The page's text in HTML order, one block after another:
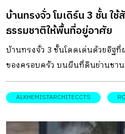
ที่ดูแข็งเเรง สำหรับทำเป็นชั้นโช
เป็นส่วนตกแต่งอาคาร หรือฟาซาด
ที่เห็นนี้ สามารถถอดออก หรือปรับ
กับขนาดของผลิตภัณฑ์ที่นำมาวาง
มีบรรยากาศสดชื่น เบรกความดิบก
ทั้งหมดได้เป็นอย่างดี ออกแบบส
บ้านทรงจั่ว โมเดิร์น 3 ชั้น ใ
ธรรมชาติให้พื้นที่อยู่อาศัย
บ้านทรงจั่ว 3 ชั้นโดดเด่นด้วยอิฐ
ของครอบครัว บนผืนที่ดินย่านชาน
ประโยชน์ของธรรมชาติบนแนว
การเลือกใช้วัสดุในการออกแบบ แ
DIRECTORYออกแบบ: Alkhemist
ALKHEMISTARCHITECCTS